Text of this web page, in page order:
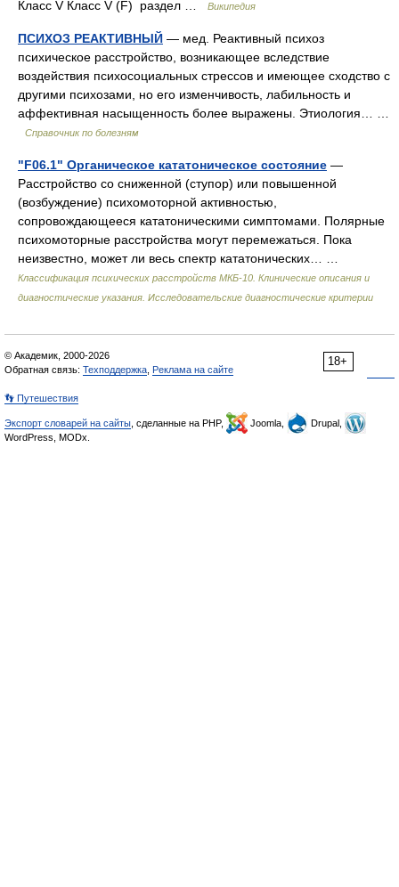
Класс V Класс V (F) раздел … Википедия
ПСИХОЗ РЕАКТИВНЫЙ — мед. Реактивный психоз
психическое расстройство, возникающее вследствие
воздействия психосоциальных стрессов и имеющее сходство с
другими психозами, но его изменчивость, лабильность и
аффективная насыщенность более выражены. Этиология… …
Справочник по болезням
"F06.1" Органическое кататоническое состояние —
Расстройство со сниженной (ступор) или повышенной
(возбуждение) психомоторной активностью,
сопровождающееся кататоническими симптомами. Полярные
психомоторные расстройства могут перемежаться. Пока
неизвестно, может ли весь спектр кататонических… …
Классификация психических расстройств МКБ-10. Клинические описания и
диагностические указания. Исследовательские диагностические критерии
18+
© Академик, 2000-2026
Обратная связь: Техподдержка Реклама на сайте
👣 Путешествия
Экспорт словарей на сайты , сделанные на PHP, Joomla,
Drupal,
WordPress, MODx.